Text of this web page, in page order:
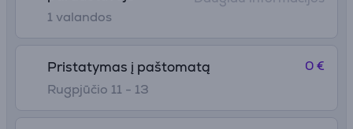
1 valandos
Pristatymas į paštomatą
Rugpjūčio 11 - 13
0 €